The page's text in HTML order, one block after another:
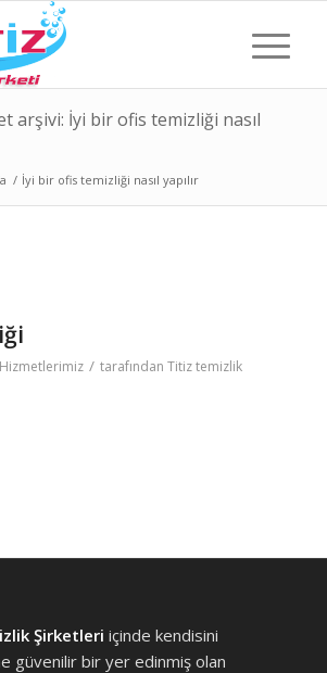
arşivi: İyi bir ofis temizliği nasıl
/ İyi bir ofis temizliği nasıl yapılır
Hizmetlerimiz / tarafından Titiz temizlik
Şirketleri içinde kendisini
güvenilir bir yer edinmiş olan